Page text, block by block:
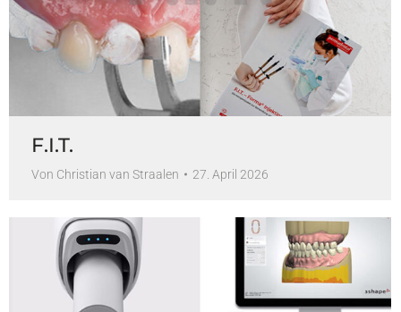
F.I.T.
Von Christian van Straalen 27. April 2026